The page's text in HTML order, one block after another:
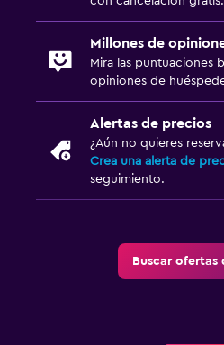
Millones de
Mira las puntuaciones
opiniones de
Alertas de precios
¿Aún no quieres
Crea una alerta de
seguimiento.
Buscar ofertas